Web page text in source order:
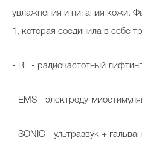
увлажнения и питания кожи.
1, которая соединила в себе
- RF - радиочастотный лифтинг
- EMS - электроду-
- SONIC - ультразвук +